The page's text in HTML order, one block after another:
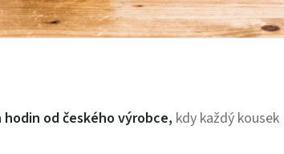
hodin od českého výrobce, kdy každý kousek